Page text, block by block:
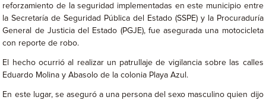
reforzamiento de la seguridad implementadas en este municipio entre
la Secretaría de Seguridad Pública del Estado (SSPE) y la Procuraduría
General de Justicia del Estado (PGJE), fue asegurada una motocicleta
con reporte de robo.
El hecho ocurrió al realizar un patrullaje de vigilancia sobre las calles
Eduardo Molina y Abasolo de la colonia Playa Azul.
En este lugar, se aseguró a una persona del sexo masculino quien dijo